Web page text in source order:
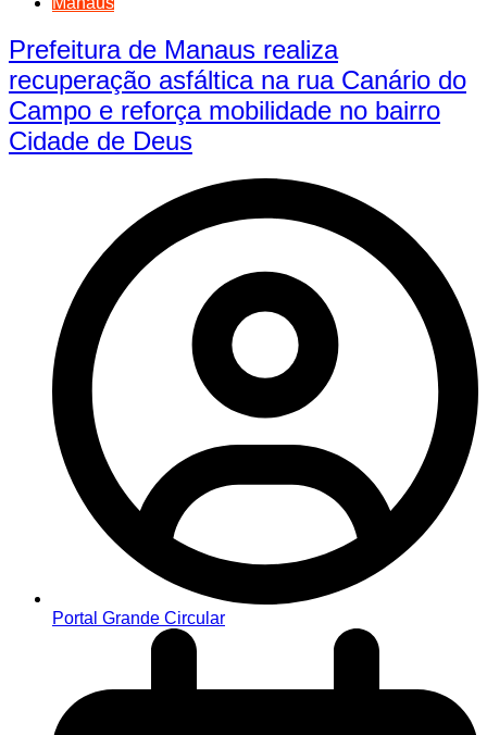
Prefeitura de Manaus realiza
recuperação asfáltica na rua Canário do
Campo e reforça mobilidade no bairro
Cidade de Deus
Portal Grande Circular